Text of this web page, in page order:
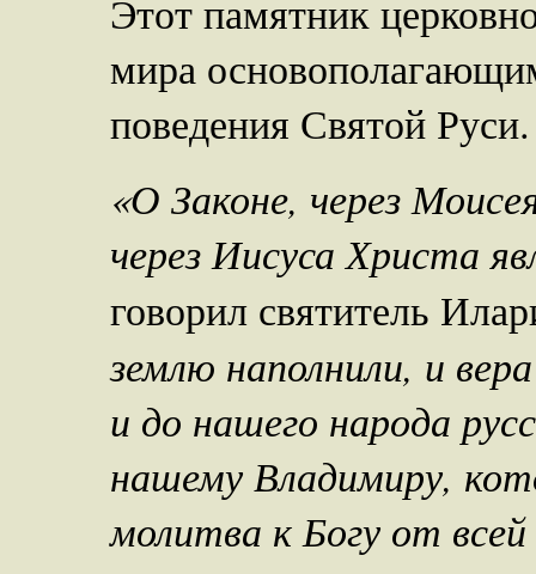
Этот памятник
мира
поведения Святой Руси.
«О Законе, через
через Иисуса Христа
говорил святитель
землю наполнили, и
и до нашего народа
нашему Владимиру,
молитва к Богу от